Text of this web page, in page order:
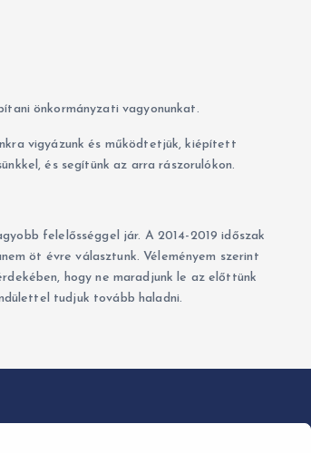
önkormányzati vagyonunkat.
vigyázunk és működtetjük, kiépített
és segítünk az arra rászorulókon.
felelősséggel jár. A 2014-2019 időszak
öt évre választunk. Véleményem szerint
hogy ne maradjunk le az előttünk
tudjuk tovább haladni.